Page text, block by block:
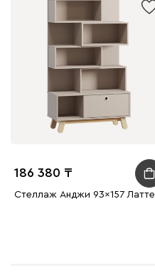
186 380
Стеллаж Анджи 93x157 Латте